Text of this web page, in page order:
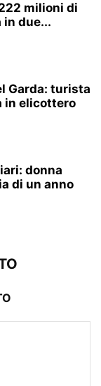
milioni di
in due...
Garda: turista
in elicottero
donna
di un anno